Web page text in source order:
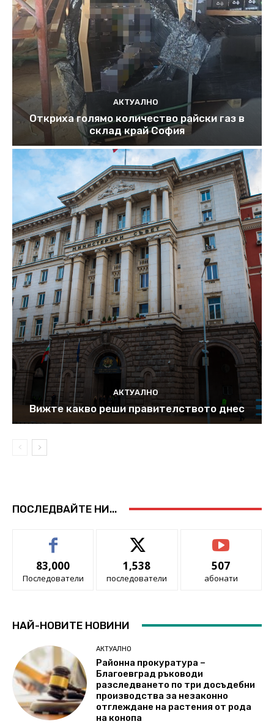
АКТУАЛНО
Откриха голямо количество райски газ в
склад край София
АКТУАЛНО
Вижте какво реши правителството днес
ПОСЛЕДВАЙТЕ НИ...
83,000
Последователи
1,538
последователи
507
абонати
НАЙ-НОВИТЕ НОВИНИ
АКТУАЛНО
Районна прокуратура –
Благоевград ръководи
разследването по три досъдебни
производства за незаконно
отглеждане на растения от рода
на конопа